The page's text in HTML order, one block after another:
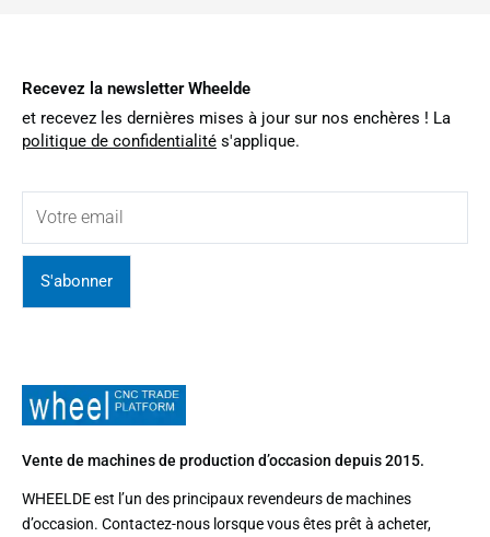
Recevez la newsletter Wheelde
et recevez les dernières mises à jour sur nos enchères ! La
politique de confidentialité s'applique.
S'abonner
Vente de machines de production d’occasion depuis 2015.
WHEELDE est l’un des principaux revendeurs de machines
d’occasion. Contactez-nous lorsque vous êtes prêt à acheter,